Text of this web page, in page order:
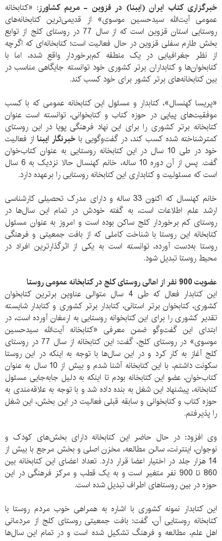
خبرگزاری کتاب ایران (ایبنا) در قزوین - مریم کشاورز: «کتابخانه
عمومی آیت‌الله سیدحسین موسوی» از قدیمی‌ترین کتابخانه‌های
روستایی استان قزوین است که از سال 77 در روستای کلج از توابع
بخش طارم سفلی قزوین در حال فعالیت است؛ کتابخانه‌ای که اگرچه
از نظر جغرافیایی در یک منطقه کم‌برخوردار واقع شده، اما با
کتابخوان‌ها و کتابداران برتر کشوری خود توانسته جایگاهی مناسب در
بین کتابخانه‌های برتر کشور برای خود کسب کند.
«پریسا کهنسال»، کتابدار و مسئول این کتابخانه عمومی که با کسب
موفقیت‌های پیاپی در حوزه کتاب و کتابخوانی، توانسته است عنوان
کتابخانه برتر کشوری را برای این نهاد فرهنگی پویا در این روستای
کمترشناخته شده کسب کند، در گفت‌و‌گویی باخبرنگار ایبنااز فعالیت
خود در طی 10 سال در این کتابخانه روستایی به عنوان کتاب‌خوان
گفت. پس از آن دوره 10 ساله، خانم کهنسال حالا نزدیک به 6 سال
است که مسئولیت و کتابداری این کتابخانه روستایی را برعهده دارد.
خانم کهنسال که اکنون 33 ساله و دارای مدرک تحصیلی کارشناسی
ارشد علم اطلاعات است، به گفته خودش در تمام این سال‌ها در
روستای کم برخوردار کلج ساکن بوده است و امروز به عنوان مسئول
کتابخانه این روستا با شناخت کاملی که از بافت جمعیتی و فرهنگی
روستا به‌‌دست آورده، توانسته است به یکی از اثرگذارترین افراد در
محیط روستا تبدیل شود.
عضویت 900 نفر از اهالی روستای کلج در کتابخانه عمومی روستا
این کتابدار فعال که طی 4 سال متوالی عناوین برترین کتابخوان
کشوری، کتابخوان برتر استانی، کتابدار برتر کشوری و کتابدار شایسته
تقدیر کشوری را برای این کتابخوانه روستایی به ارمغان آورده است، در
ابتدای این گفت‌وگو ضمن معرفی «کتابخانه آیت‌الله سیدحسین
موسوی» در روستای کلج، گفت: این کتابخانه از سال 77 در روستای
کلج آغاز به کار کرد و در این سال‌ها با توجه به اینکه در این روستا
سکونت داشتم، با این کتابخانه آشنا شدم و بیش از 10 سال به عنوان
کتاب‌خوان، عضو این کتابخانه بودم تا اینکه به دلیل جابه‌جایی مسئول
کتابخانه، پیشنهاد این شغل به بنده داده شد و با توجه به علاقه‌مندی به
حوزه کتاب و کتابخوانی و سابقه قبلی فعالیت در این بخش، این شغل
را پذیرفتم.
وی افزود: در حال حاضر این کتابخانه دارای بخش‌های کودک و
نوجوان، اینترنت، سالن مطالعه، مخزن اصلی و بخش مرجع با بیش از
14 هزار جلد در اختیار اعضا قرار دارد. تعداد اعضای این کتابخانه بین
860 تا 900 نفر متغیر است و به یک قطب و مرکز فرهنگی در این
حوزه در بین روستاهای اطراف تبدیل شده است.
این کتابدار نمونه کشوری با اشاره به همراهی خوب مردم روستا با
کتابخانه روستایی آن، گفت: بافت جمعیتی روستای کلج از مردمانی
اهل علم، مطالعه و فرهنگ تشکیل شده است و در تمام این سال‌ها